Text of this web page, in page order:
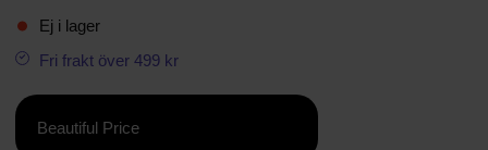
Ej i lager
Fri frakt över 499 kr
Beautiful Price